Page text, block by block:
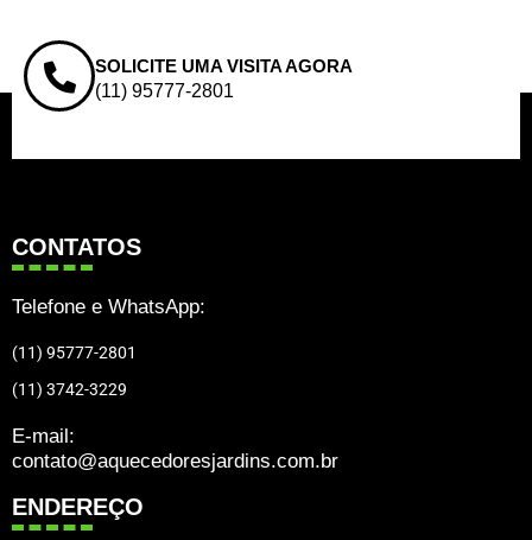
SOLICITE UMA VISITA AGORA
(11) 95777-2801
CONTATOS
Telefone e WhatsApp:
(11) 95777-2801
(11) 3742-3229
E-mail:
contato@aquecedoresjardins.com.br
ENDEREÇO